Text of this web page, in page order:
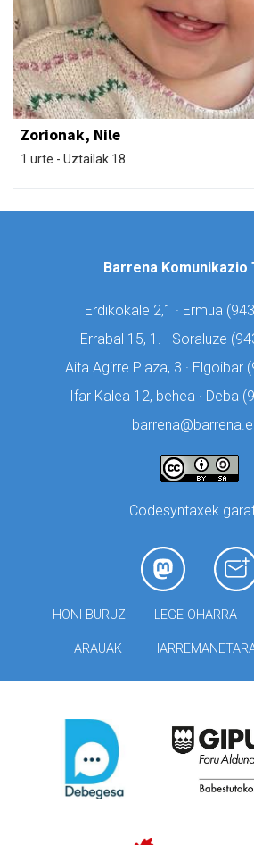
Zorionak, Nile
1 urte - Uztailak 18
Barrena Komunikazio
Erdikokale 2,1 · Ermua (
Errabal 15, 1. · Soraluze (
Aita Agirre Plaza, 3 · Elgoibar (
Ifar Kalea 12, behea · Deba (
Codesyntaxek
HONI BURUZ LEGE OHARRA
ARAUAK